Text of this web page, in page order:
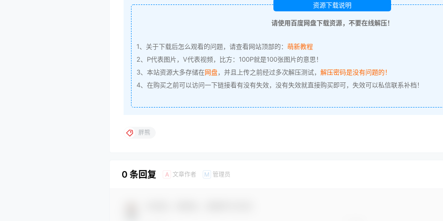
资源下载说明
请使用百度网盘下载资源，不要在线解压！
1、关于下载后怎么观看的问题，请查看网站顶部的： 萌新教程
2、P代表图片，V代表视频，比方：100P就是100张图片的意思！
3、本站资源大多存储在网盘，并且上传之前经过多次解压测试， 解压密码是没有问题的！
4、在购买之前可以访问一下链接看有没有失效，没有失效就直接购买即可，失效可以私信联系补档！
胖熊
0 条回复 A 文章作者 M 管理员